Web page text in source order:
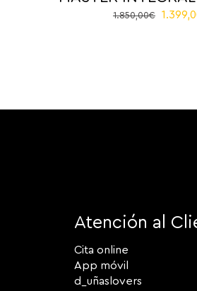
1.850,00€
El
Atención al
Cita online
App móvil
d_uñaslovers